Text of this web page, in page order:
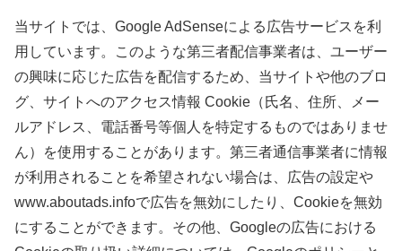
当サイトでは、Google AdSenseによる広告サービスを利
用しています。このような第三者配信事業者は、ユーザー
の興味に応じた広告を配信するため、当サイトや他のブロ
グ、サイトへのアクセス情報 Cookie（氏名、住所、メー
ルアドレス、電話番号等個人を特定するものではありませ
ん）を使用することがあります。第三者通信事業者に情報
が利用されることを希望されない場合は、広告の設定や
www.aboutads.infoで広告を無効にしたり、Cookieを無効
にすることができます。その他、Googleの広告における